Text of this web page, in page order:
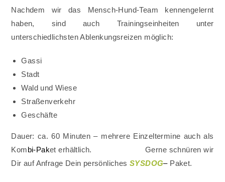
Nachdem wir das Mensch-Hund-Team kennengelernt
haben, sind auch Trainingseinheiten unter
unterschiedlichsten Ablenkungsreizen möglich:
Gassi
Stadt
Wald und Wiese
Straßenverkehr
Geschäfte
Dauer: ca. 60 Minuten – mehrere Einzeltermine auch als
Kombi-Paket erhältlich. Gerne schnüren wir
Dir auf Anfrage Dein persönlichesSYSDOG– Paket.